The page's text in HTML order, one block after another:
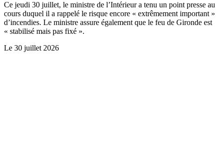
Ce jeudi 30 juillet, le ministre de l’Intérieur a tenu un point presse au
cours duquel il a rappelé le risque encore « extrêmement important »
d’incendies. Le ministre assure également que le feu de Gironde est
« stabilisé mais pas fixé ».
Le 30 juillet 2026